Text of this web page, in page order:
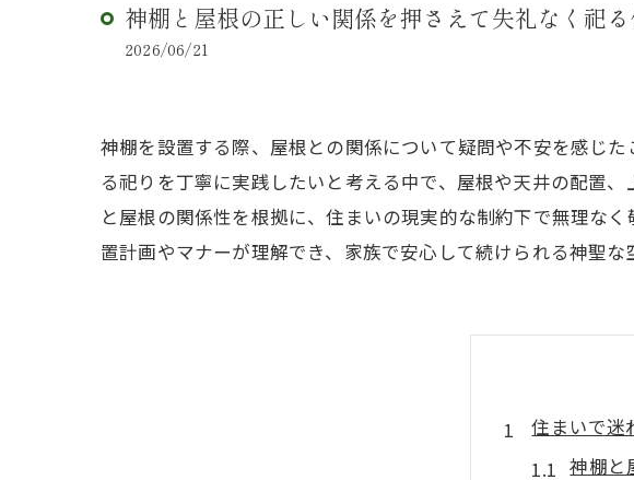
神棚と屋根の正しい関係を押さえて失礼なく祀
2026/06/21
神棚を設置する際、屋根との関係について疑問や不安を感じ
る祀りを丁寧に実践したいと考える中で、屋根や天井の配置
と屋根の関係性を根拠に、住まいの現実的な制約下で無理な
置計画やマナーが理解でき、家族で安心して続けられる神聖な
住まいで迷
神棚と